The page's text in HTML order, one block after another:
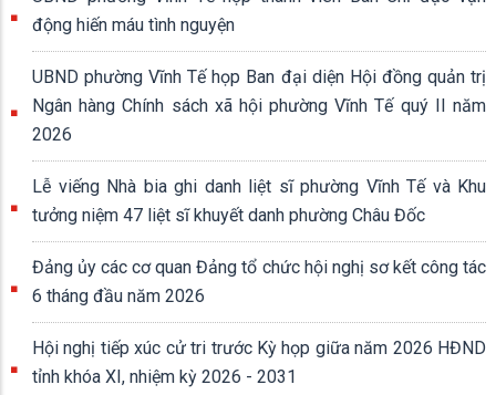
động hiến máu tình nguyện
UBND phường Vĩnh Tế họp Ban đại diện Hội đồng quản trị
Ngân hàng Chính sách xã hội phường Vĩnh Tế quý II năm
2026
Lễ viếng Nhà bia ghi danh liệt sĩ phường Vĩnh Tế và Khu
tưởng niệm 47 liệt sĩ khuyết danh phường Châu Đốc
Đảng ủy các cơ quan Đảng tổ chức hội nghị sơ kết công tác
6 tháng đầu năm 2026
Hội nghị tiếp xúc cử tri trước Kỳ họp giữa năm 2026 HĐND
tỉnh khóa XI, nhiệm kỳ 2026 - 2031